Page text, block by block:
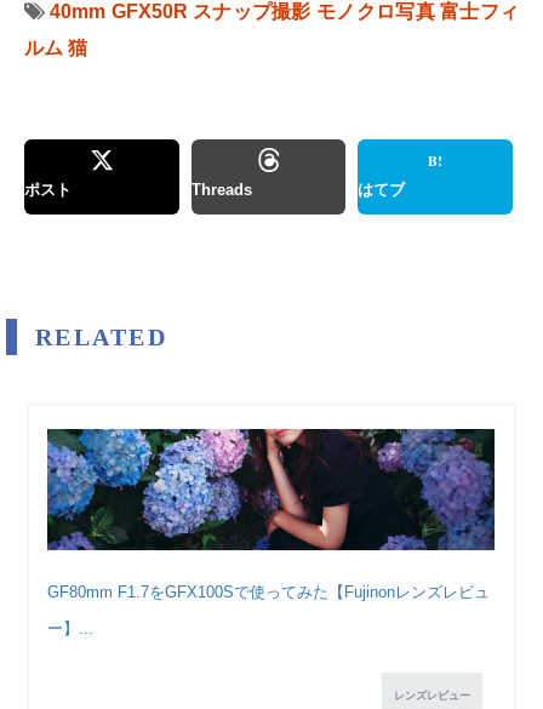
40mm GFX50R スナップ撮影 モノクロ写真 富士フィ
ルム 猫
ポスト Threads
B!
はてブ
RELATED
GF80mm F1.7をGFX100Sで使ってみた【Fujinonレンズレビュ
ー】...
レンズレビュー